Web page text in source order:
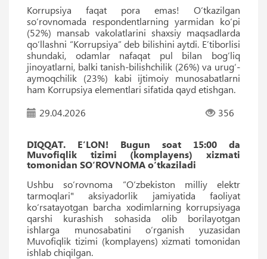
Korrupsiya faqat pora emas! O‘tkazilgan
so‘rovnomada respondentlarning yarmidan ko‘pi
(52%) mansab vakolatlarini shaxsiy maqsadlarda
qo‘llashni “Korrupsiya” deb bilishini aytdi. Eʼtiborlisi
shundaki, odamlar nafaqat pul bilan bog‘liq
jinoyatlarni, balki tanish-bilishchilik (26%) va urug‘-
aymoqchilik (23%) kabi ijtimoiy munosabatlarni
ham Korrupsiya elementlari sifatida qayd etishgan.
29.04.2026
356
DIQQAT. E’LON! Bugun soat 15:00 da
Muvofiqlik tizimi (komplayens) xizmati
tomonidan SO‘ROVNOMA o‘tkaziladi
Ushbu so‘rovnoma “O‘zbekiston milliy elektr
tarmoqlari" aksiyadorlik jamiyatida faoliyat
ko‘rsatayotgan barcha xodimlarning korrupsiyaga
qarshi kurashish sohasida olib borilayotgan
ishlarga munosabatini o‘rganish yuzasidan
Muvofiqlik tizimi (komplayens) xizmati tomonidan
ishlab chiqilgan.